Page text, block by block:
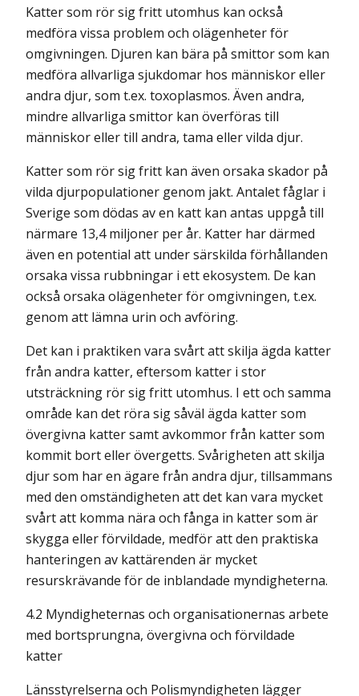
Katter som rör sig fritt utomhus kan också
medföra vissa problem och olägenheter för
omgivningen. Djuren kan bära på smittor som kan
medföra allvarliga sjukdomar hos människor eller
andra djur, som t.ex. toxoplasmos. Även andra,
mindre allvarliga smittor kan överföras till
människor eller till andra, tama eller vilda djur.
Katter som rör sig fritt kan även orsaka skador på
vilda djurpopulationer genom jakt. Antalet fåglar i
Sverige som dödas av en katt kan antas uppgå till
närmare 13,4 miljoner per år. Katter har därmed
även en potential att under särskilda förhållanden
orsaka vissa rubbningar i ett ekosystem. De kan
också orsaka olägenheter för omgivningen, t.ex.
genom att lämna urin och avföring.
Det kan i praktiken vara svårt att skilja ägda katter
från andra katter, eftersom katter i stor
utsträckning rör sig fritt utomhus. I ett och samma
område kan det röra sig såväl ägda katter som
övergivna katter samt avkommor från katter som
kommit bort eller övergetts. Svårigheten att skilja
djur som har en ägare från andra djur, tillsammans
med den omständigheten att det kan vara mycket
svårt att komma nära och fånga in katter som är
skygga eller förvildade, medför att den praktiska
hanteringen av kattärenden är mycket
resurskrävande för de inblandade myndigheterna.
4.2 Myndigheternas och organisationernas arbete
med bortsprungna, övergivna och förvildade
katter
Länsstyrelserna och Polismyndigheten lägger